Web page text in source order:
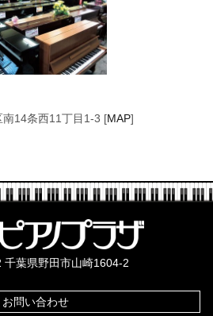
14条西11丁目1-3 [MAP]
千葉県野田市山崎1604-2
お問い合わせ